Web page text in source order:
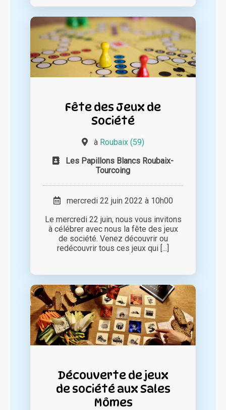
Fête des Jeux de
Société
à Roubaix (59)
Les Papillons Blancs Roubaix-
Tourcoing
mercredi 22 juin 2022 à 10h00
Le mercredi 22 juin, nous vous invitons
à célébrer avec nous la fête des jeux
de société. Venez découvrir ou
redécouvrir tous ces jeux qui [...]
Découverte de jeux
de société aux Sales
Mômes